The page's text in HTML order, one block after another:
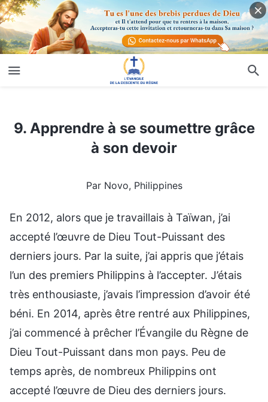
9. Apprendre à se soumettre grâce à son devoir
9. Apprendre à se soumettre grâce
à son devoir
Par Novo, Philippines
En 2012, alors que je travaillais à Taïwan, j’ai
accepté l’œuvre de Dieu Tout-Puissant des
derniers jours. Par la suite, j’ai appris que j’étais
l’un des premiers Philippins à l’accepter. J’étais
très enthousiaste, j’avais l’impression d’avoir été
béni. En 2014, après être rentré aux Philippines,
j’ai commencé à prêcher l’Évangile du Règne de
Dieu Tout-Puissant dans mon pays. Peu de
temps après, de nombreux Philippins ont
accepté l’œuvre de Dieu des derniers jours.